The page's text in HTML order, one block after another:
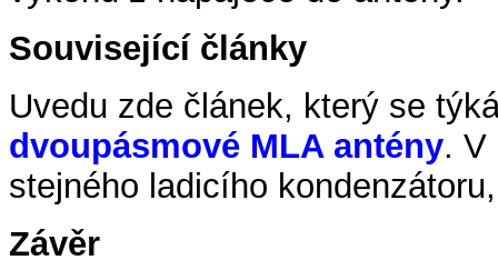
Související články
Uvedu zde článek, který se
dvoupásmové MLA antény. V
stejného ladicího
Závěr